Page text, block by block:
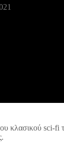
κλασικού sci-fi